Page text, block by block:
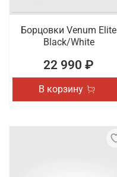
Борцовки Venum Elite
Black/White
22 990 ₽
В корзину